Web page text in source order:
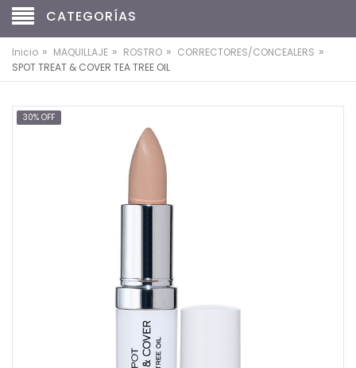
CATEGORÍAS
Inicio » MAQUILLAJE » ROSTRO » CORRECTORES/CONCEALERS »
SPOT TREAT & COVER TEA TREE OIL
30% OFF